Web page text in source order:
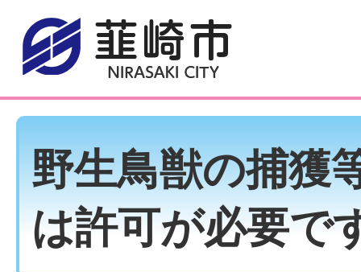
野生鳥獣の捕獲
は許可が必要で